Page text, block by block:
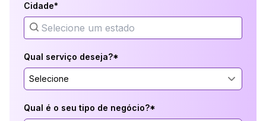
Cidade*
Qual serviço deseja?*
Selecione
Qual é o seu tipo de negócio?*